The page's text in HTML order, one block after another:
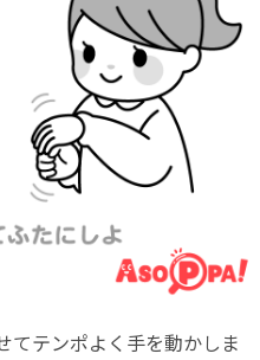
てテンポよく手を動かしま